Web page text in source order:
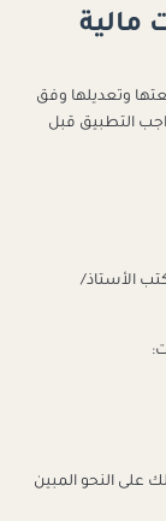
وتعديلها وفق
التطبيق قبل
الأستاذ/
النحو المبين